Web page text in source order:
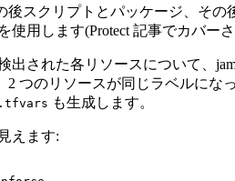
スクリプトとパッケージ、その
を使用します(Protect 記事でカバー
出された各リソースについて、
つのリソースが同じラベルに
も生成します。
えます: